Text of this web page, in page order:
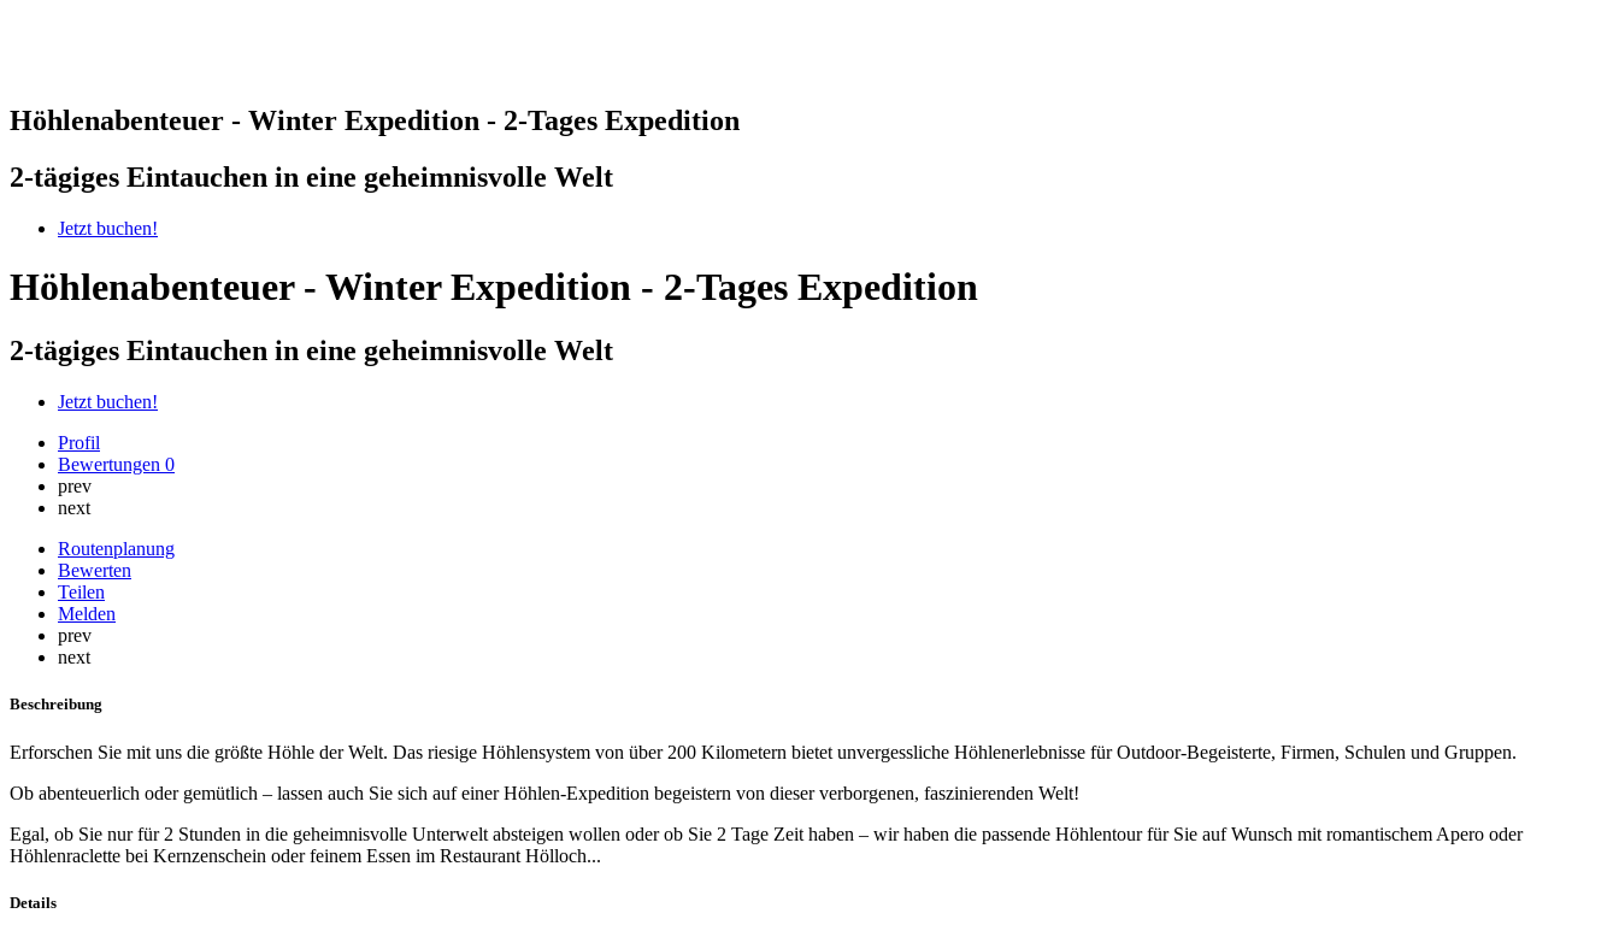
Höhlenabenteuer - Winter Expedition - 2-Tages Expedition
2-tägiges Eintauchen in eine geheimnisvolle Welt
Jetzt buchen!
Höhlenabenteuer - Winter Expedition - 2-Tages Expedition
2-tägiges Eintauchen in eine geheimnisvolle Welt
Jetzt buchen!
Profil
Bewertungen 0
prev
next
Routenplanung
Bewerten
Teilen
Melden
prev
next
Beschreibung
Erforschen Sie mit uns die größte Höhle der Welt. Das riesige Höhlensystem von über 200 Kilometern bietet unvergessliche Höhlenerlebnisse für Outdoor-Begeisterte, Firmen, Schulen und Gruppen.
Ob abenteuerlich oder gemütlich – lassen auch Sie sich auf einer Höhlen-Expedition begeistern von dieser verborgenen, faszinierenden Welt!
Egal, ob Sie nur für 2 Stunden in die geheimnisvolle Unterwelt absteigen wollen oder ob Sie 2 Tage Zeit haben – wir haben die passende Höhlentour für Sie auf Wunsch mit romantischem Apero oder
Höhlenraclette bei Kernzenschein oder feinem Essen im Restaurant Hölloch...
Details